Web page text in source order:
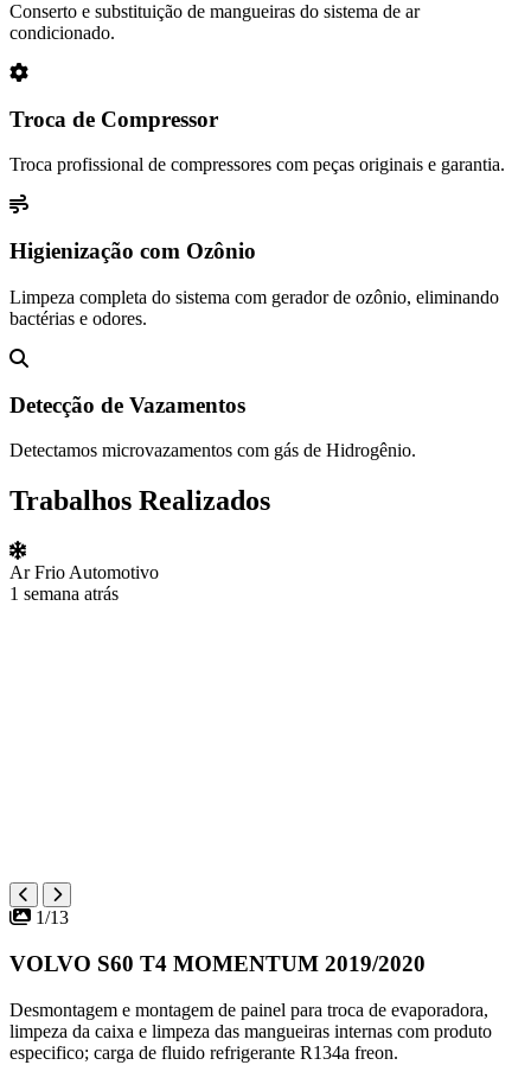
Conserto e substituição de mangueiras do sistema de ar
condicionado.
Troca de Compressor
Troca profissional de compressores com peças originais e garantia.
Higienização com Ozônio
Limpeza completa do sistema com gerador de ozônio, eliminando
bactérias e odores.
Detecção de Vazamentos
Detectamos microvazamentos com gás de Hidrogênio.
Trabalhos Realizados
Ar Frio Automotivo
1 semana atrás
1/13
VOLVO S60 T4 MOMENTUM 2019/2020
Desmontagem e montagem de painel para troca de evaporadora,
limpeza da caixa e limpeza das mangueiras internas com produto
especifico; carga de fluido refrigerante R134a freon.